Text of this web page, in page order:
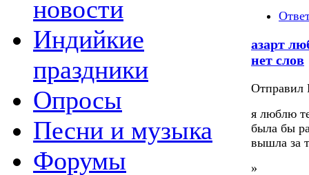
новости
Индийкие
праздники
Опросы
Песни и музыка
Форумы
азарт
нет слов
Отправил
я люблю
была бы
вышла за
»